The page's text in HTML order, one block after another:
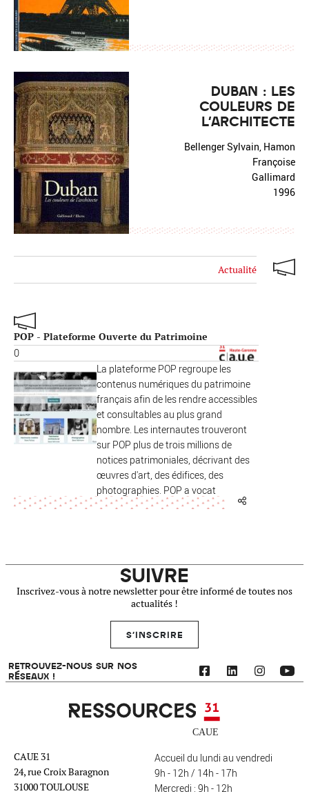
DUBAN : LES
COULEURS DE
L'ARCHITECTE
Bellenger Sylvain, Hamon
Françoise
Gallimard
1996
Actualité
POP - Plateforme Ouverte du Patrimoine
0
La plateforme POP regroupe les
contenus numériques du patrimoine
français afin de les rendre accessibles
et consultables au plus grand
nombre. Les internautes trouveront
sur POP plus de trois millions de
notices patrimoniales, décrivant des
œuvres d'art, des édifices, des
photographies. POP a vocat
SUIVRE
Inscrivez-vous à notre newsletter pour être informé de toutes nos
actualités !
S'INSCRIRE
RETROUVEZ-NOUS SUR NOS
RÉSEAUX !
Ressources 31
CAUE 31
24, rue Croix Baragnon
31000 TOULOUSE
Accueil du lundi au vendredi
9h - 12h / 14h - 17h
Mercredi : 9h - 12h